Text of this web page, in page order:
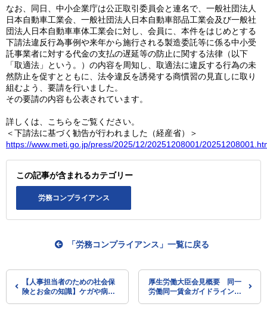
なお、同日、中小企業庁は公正取引委員会と連名で、一般社団法人
日本自動車工業会、一般社団法人日本自動車部品工業会及び一般社
団法人日本自動車車体工業会に対し、会員に、本件をはじめとする
下請法違反行為事例や来年から施行される製造委託等に係る中小受
託事業者に対する代金の支払の遅延等の防止に関する法律（以下
「取適法」という。）の内容を周知し、取適法に違反する行為の未
然防止を促すとともに、法令違反を誘発する商慣習の見直しに取り
組むよう、要請を行いました。
その要請の内容も公表されています。
詳しくは、こちらをご覧ください。
＜下請法に基づく勧告が行われました（経産省）＞
https://www.meti.go.jp/press/2025/12/20251208001/
この記事が含まれるカテゴリー
労務コンプライアンス
【人事担当者のための社会保
険とお金の知識】ケガや病気
「労務コンプライアンス」一覧に戻る
厚生労働大臣会見概要 同一
労働同一賃金ガイドラインの